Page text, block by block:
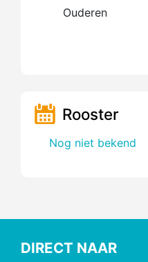
Ouderen
Rooster
Nog niet bekend
DIRECT NAAR